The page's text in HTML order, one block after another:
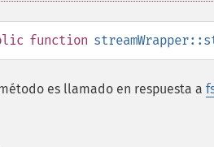
function
es llamado en respuesta a